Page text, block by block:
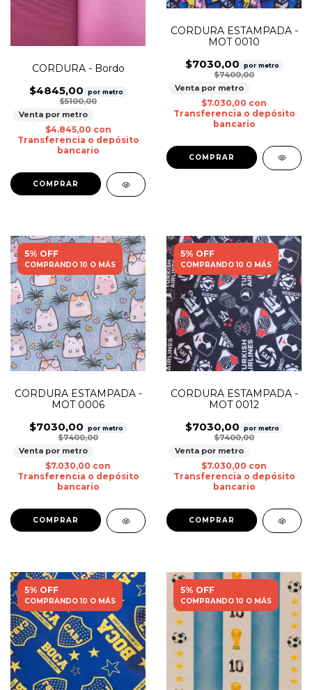
CORDURA - Bordo
$4845,00 por metro
$5100,00
Venta por metro
$4.845,00 con
Transferencia o depósito
bancario
CORDURA ESTAMPADA -
MOT 0010
$7030,00 por metro
$7400,00
Venta por metro
$7.030,00 con
Transferencia o depósito
bancario
5% OFF
COMPRANDO 10 O MÁS
CORDURA ESTAMPADA -
MOT 0006
$7030,00 por metro
$7400,00
Venta por metro
$7.030,00 con
Transferencia o depósito
bancario
5% OFF
COMPRANDO 10 O MÁS
CORDURA ESTAMPADA -
MOT 0012
$7030,00 por metro
$7400,00
Venta por metro
$7.030,00 con
Transferencia o depósito
bancario
5% OFF
COMPRANDO 10 O MÁS
5% OFF
COMPRANDO 10 O MÁS